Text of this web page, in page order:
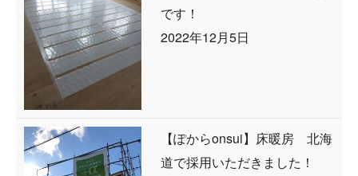
です！
2022年12月5日
【ぽからonsui】床暖房 北海
道で採用いただきました！